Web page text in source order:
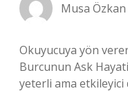
Musa Özkan
Okuyucuya yön
Burcunun Ask
yeterli ama etkileyici